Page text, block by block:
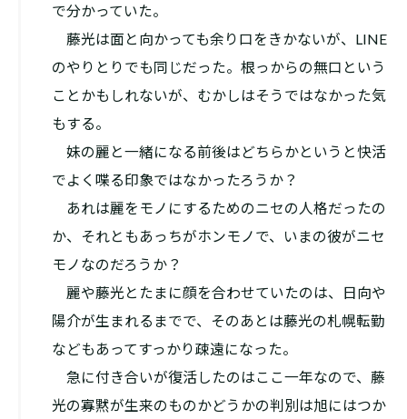
で分かっていた。
藤光は面と向かっても余り口をきかないが、LINE
のやりとりでも同じだった。根っからの無口という
ことかもしれないが、むかしはそうではなかった気
もする。
妹の麗と一緒になる前後はどちらかというと快活
でよく喋る印象ではなかったろうか？
あれは麗をモノにするためのニセの人格だったの
か、それともあっちがホンモノで、いまの彼がニセ
モノなのだろうか？
麗や藤光とたまに顔を合わせていたのは、日向や
陽介が生まれるまでで、そのあとは藤光の札幌転勤
などもあってすっかり疎遠になった。
急に付き合いが復活したのはここ一年なので、藤
光の寡黙が生来のものかどうかの判別は旭にはつか